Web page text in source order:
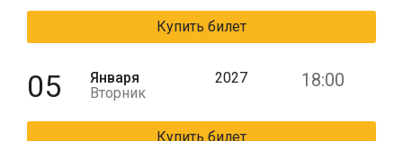
Купить билет
05
Января
Вторник
2027 18:00
Купить билет